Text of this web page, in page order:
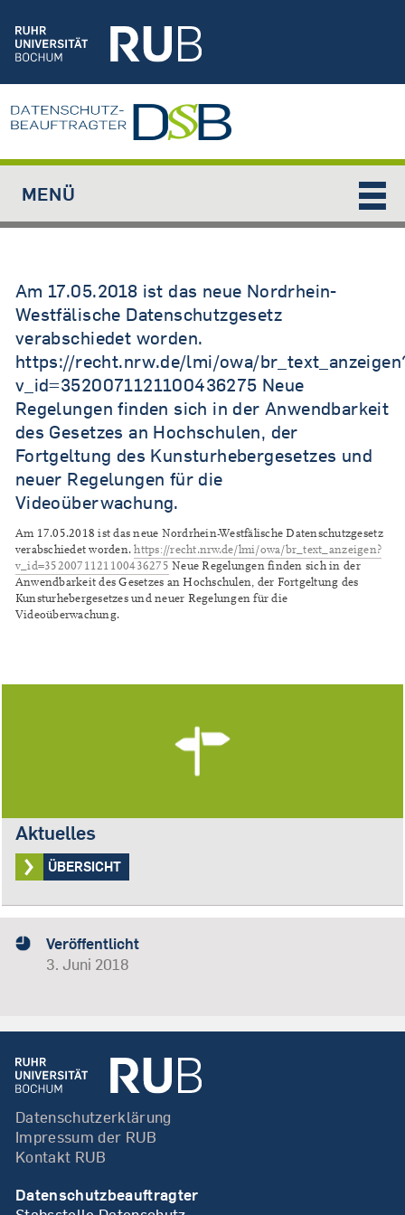
MENÜ
Am 17.05.2018 ist das neue Nordrhein-
Westfälische Datenschutzgesetz
verabschiedet worden.
https://recht.nrw.de/lmi/owa/
v_id=3520071121100436275 Neue
Regelungen finden sich in der Anwendbarkeit
des Gesetzes an Hochschulen, der
Fortgeltung des Kunsturhebergesetzes und
neuer Regelungen für die
Videoüberwachung.
Am 17.05.2018 ist das neue Nordrhein-Westfälische Datenschutzgesetz
verabschiedet worden.https://recht.nrw.de/lmi/owa/br_text_anzeigen?
v_id=3520071121100436275 Neue Regelungen finden sich in der
Anwendbarkeit des Gesetzes an Hochschulen, der Fortgeltung des
Kunsturhebergesetzes und neuer Regelungen für die
Videoüberwachung.
Aktuelles
ÜBERSICHT
Veröffentlicht
3. Juni 2018
Datenschutzerklärung
Impressum der RUB
Kontakt RUB
Datenschutzbeauftragter